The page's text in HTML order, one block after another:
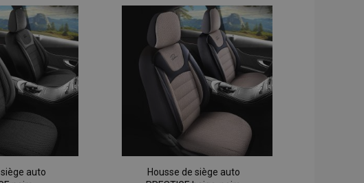
liste
d'achats
liste
d'achats
auto
Housse de siège auto